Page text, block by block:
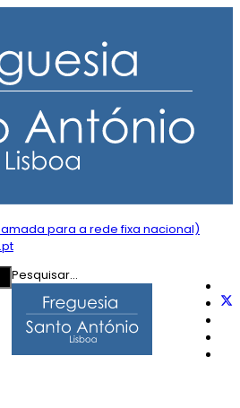
para a rede fixa nacional)
Pesquisar...